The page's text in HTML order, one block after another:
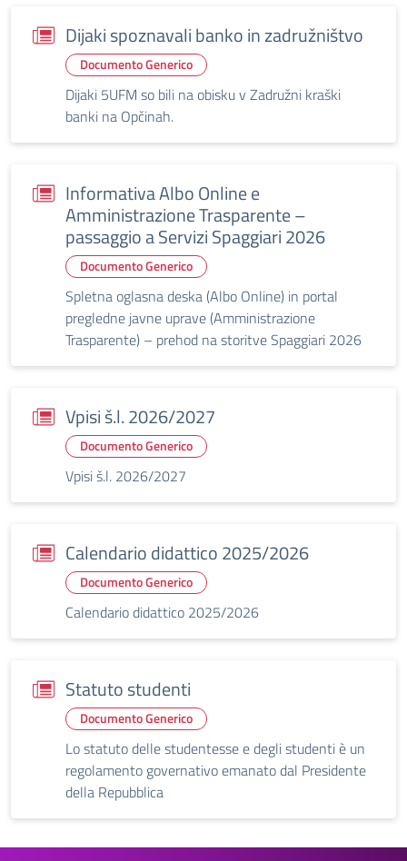
Dijaki spoznavali banko in zadružništvo
Documento Generico
Dijaki 5UFM so bili na obisku v Zadružni kraški
banki na Opčinah.
Informativa Albo Online e
Amministrazione Trasparente –
passaggio a Servizi Spaggiari 2026
Documento Generico
Spletna oglasna deska (Albo Online) in portal
pregledne javne uprave (Amministrazione
Trasparente) – prehod na storitve Spaggiari 2026
Vpisi š.l. 2026/2027
Documento Generico
Vpisi š.l. 2026/2027
Calendario didattico 2025/2026
Documento Generico
Calendario didattico 2025/2026
Statuto studenti
Documento Generico
Lo statuto delle studentesse e degli studenti è un
regolamento governativo emanato dal Presidente
della Repubblica